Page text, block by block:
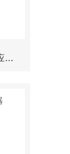
HYDAC贺德克电磁换向阀，不带应急按钮